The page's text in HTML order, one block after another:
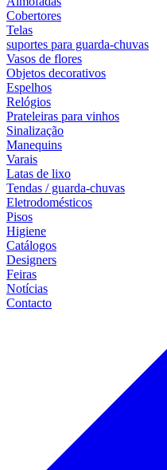
Cobertores
Telas
suportes para guarda-chuvas
Vasos de flores
Objetos decorativos
Espelhos
Relógios
Prateleiras para vinhos
Sinalização
Manequins
Varais
Latas de lixo
Tendas / guarda-chuvas
Eletrodomésticos
Pisos
Higiene
Catálogos
Designers
Feiras
Notícias
Contacto